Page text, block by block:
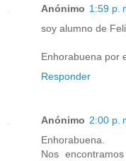
Anónimo 1:59 p.
soy alumno de
Enhorabuena por
Responder
Anónimo 2:00 p.
Enhorabuena.
Nos